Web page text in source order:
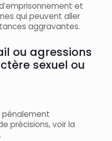
et
qui peuvent aller
aggravantes.
ou agressions
sexuel ou
pénalement
précisions, voir la